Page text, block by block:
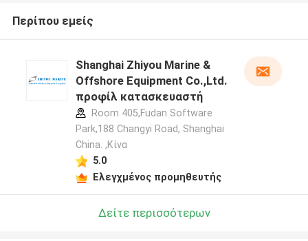
Περίπου εμείς
Shanghai Zhiyou Marine &
Offshore Equipment Co.,Ltd.
προφίλ κατασκευαστή
Room 405,Fudan Software
Park,188 Changyi Road, Shanghai
China. ,Κίνα
5.0
Ελεγχμένος προμηθευτής
Δείτε περισσότερων